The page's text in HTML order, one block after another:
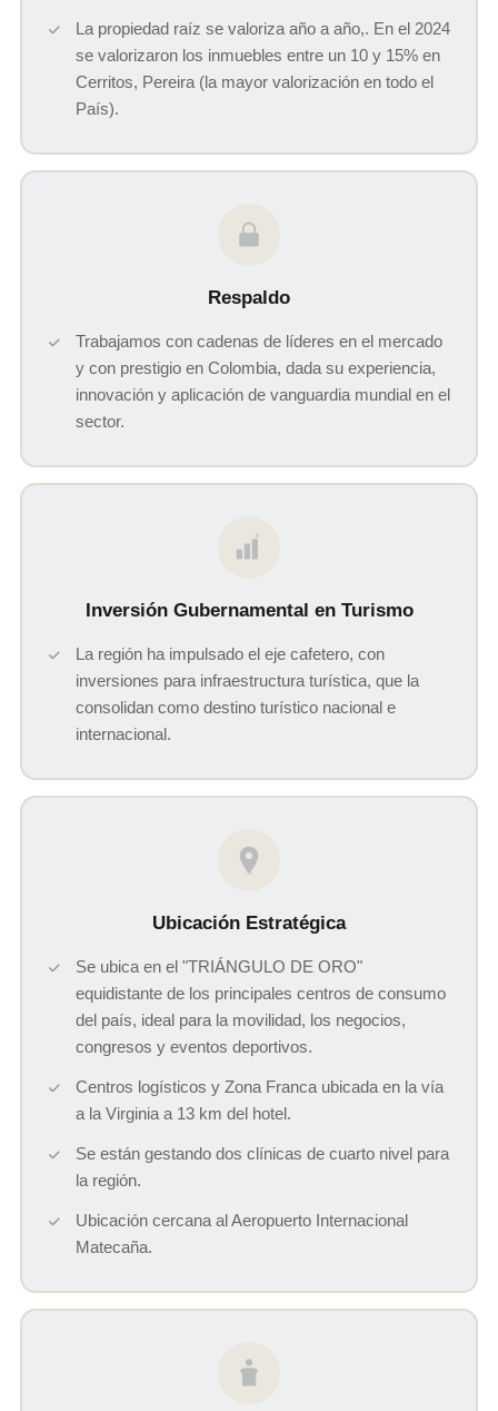
La propiedad raíz se valoriza año a año,. En el 2024
se valorizaron los inmuebles entre un 10 y 15% en
Cerritos, Pereira (la mayor valorización en todo el
País).
Respaldo
Trabajamos con cadenas de líderes en el mercado
y con prestigio en Colombia, dada su experiencia,
innovación y aplicación de vanguardia mundial en el
sector.
$
Inversión Gubernamental en Turismo
La región ha impulsado el eje cafetero, con
inversiones para infraestructura turística, que la
consolidan como destino turístico nacional e
internacional.
Ubicación Estratégica
Se ubica en el "TRIÁNGULO DE ORO"
equidistante de los principales centros de consumo
del país, ideal para la movilidad, los negocios,
congresos y eventos deportivos.
Centros logísticos y Zona Franca ubicada en la vía
a la Virginia a 13 km del hotel.
Se están gestando dos clínicas de cuarto nivel para
la región.
Ubicación cercana al Aeropuerto Internacional
Matecaña.